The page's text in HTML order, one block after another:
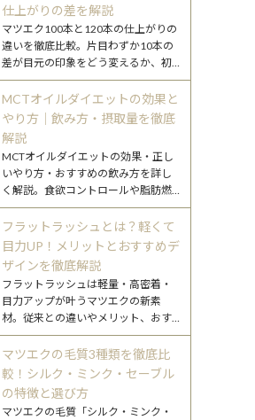
仕上がりの差を解説
マツエク100本と120本の仕上がりの
違いを徹底比較。片目わずか10本の
差が目元の印象をどう変えるか、初
心者向けの選び方やまつ毛ケアのポ
イントも詳しく解説します。
MCTオイルダイエットの効果と
やり方｜飲み方・摂取量を徹底
解説
MCTオイルダイエットの効果・正し
いやり方・おすすめの飲み方を詳し
く解説。食欲コントロールや脂肪燃
焼のメカニズムから、毎日続けるコ
ツまで丁寧にご紹介します。
フラットラッシュとは？軽くて
目力UP！メリットとおすすめデ
ザインを徹底解説
フラットラッシュは軽量・高密着・
目力アップが叶うマツエクの新素
材。従来との違いやメリット、おす
すめデザインをわかりやすく解説し
ます。
マツエクの毛質3種類を徹底比
較！シルク・ミンク・セーブル
の特徴と選び方
マツエクの毛質「シルク・ミンク・